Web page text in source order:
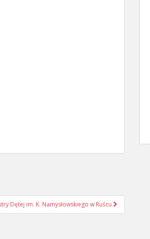
Dętej im. K. Namysłowskiego w Ruścu